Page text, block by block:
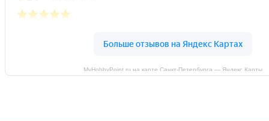
MyHobbyPoint.ru на карте Санкт‑Петербурга — Яндекс Карты